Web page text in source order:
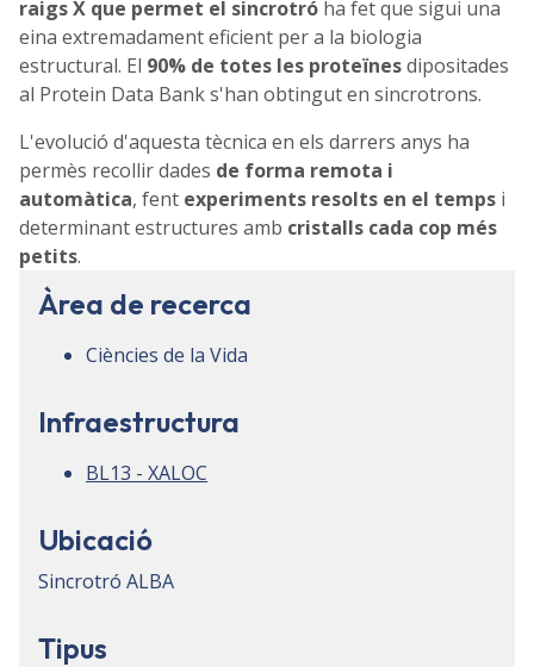
raigs X que permet el sincrotró ha fet que sigui una
eina extremadament eficient per a la biologia
estructural. El 90% de totes les proteïnesdipositades
al Protein Data Bank s'han obtingut en sincrotrons.
L'evolució d'aquesta tècnica en els darrers anys ha
permès recollir dades de forma remota i
automàtica, fent experiments resolts en el temps i
determinant estructures amb cristalls cada cop més
petits.
Àrea de recerca
Ciències de la Vida
Infraestructura
BL13 - XALOC
Ubicació
Sincrotró ALBA
Tipus